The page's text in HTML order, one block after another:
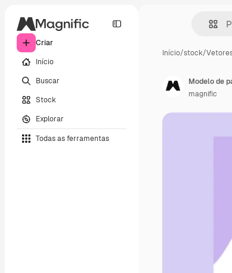
Criar
Início
Buscar
Stock
Explorar
Todas as ferramentas
Início/stock/
Modelo de
magnific